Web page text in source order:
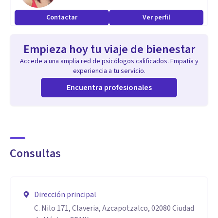
Especialidad
- Desarrollo humano
- Psicoterapia humanista
- Psicoterapia basada en mindfulness
Contactar Ver perfil
Empieza hoy tu viaje de bienestar
Accede a una amplia red de psicólogos calificados. Empatía y
experiencia a tu servicio.
Encuentra profesionales
Consultas
Dirección principal
C. Nilo 171, Claveria, Azcapotzalco, 02080 Ciudad